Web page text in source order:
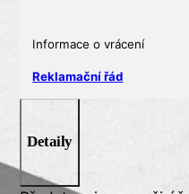
Informace o vrácení
Reklamační řád
Detaily